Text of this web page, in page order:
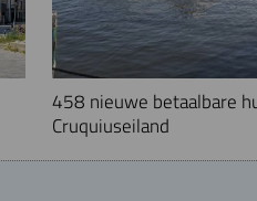
458 nieuwe betaalbare
Cruquiuseiland